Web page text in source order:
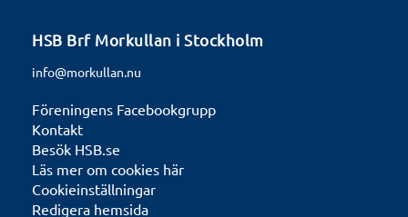
HSB Brf Morkullan i Stockholm
info@morkullan.nu
Föreningens Facebookgrupp
Kontakt
Besök HSB.se
Läs mer om cookies här
Cookieinställningar
Redigera hemsida